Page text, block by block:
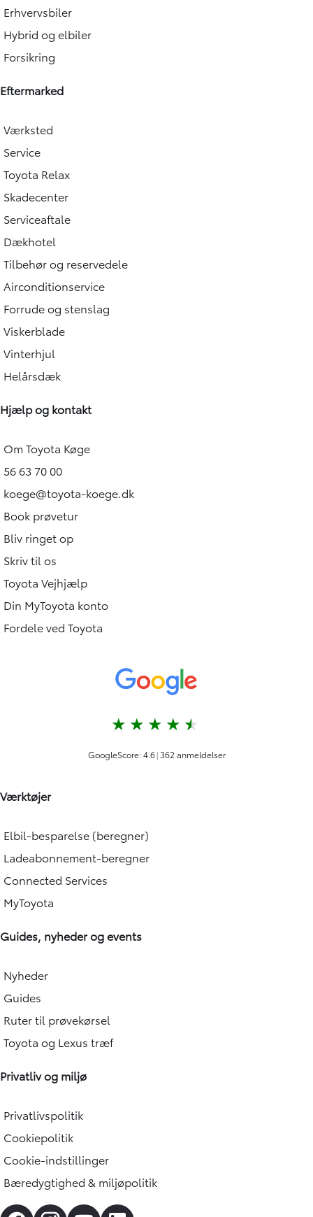
Erhvervsbiler
Hybrid og elbiler
Forsikring
Eftermarked
Værksted
Service
Toyota Relax
Skadecenter
Serviceaftale
Dækhotel
Tilbehør og reservedele
Airconditionservice
Forrude og stenslag
Viskerblade
Vinterhjul
Helårsdæk
Hjælp og kontakt
Om Toyota Køge
56 63 70 00
koege@toyota-koege.dk
Book prøvetur
Bliv ringet op
Skriv til os
Toyota Vejhjælp
Din MyToyota konto
Fordele ved Toyota
Værktøjer
Elbil-besparelse (beregner)
Ladeabonnement-beregner
Connected Services
MyToyota
Guides, nyheder og events
Nyheder
Guides
Ruter til prøvekørsel
Toyota og Lexus træf
Privatliv og miljø
Privatlivspolitik
Cookiepolitik
Cookie-indstillinger
Bæredygtighed & miljøpolitik